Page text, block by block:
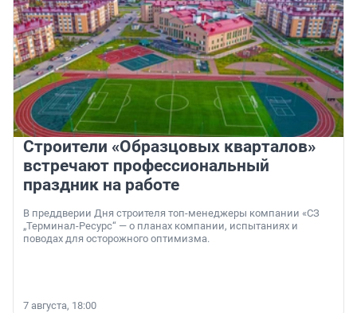
Строители «Образцовых кварталов»
встречают профессиональный
праздник на работе
В преддверии Дня строителя топ-менеджеры компании «СЗ
„Терминал-Ресурс“ — о планах компании, испытаниях и
поводах для осторожного оптимизма.
7 августа, 18:00